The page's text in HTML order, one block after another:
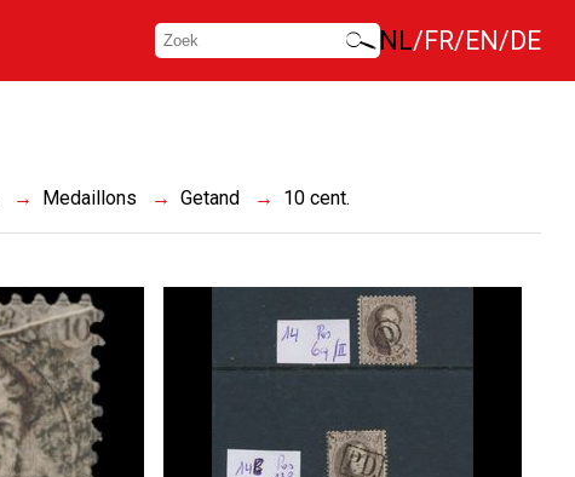
NL FR EN DE
Medaillons Getand 10 cent.